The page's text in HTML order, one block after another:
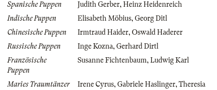
Spanische Puppen
Judith Gerber,Heinz Heidenreich
Indische Puppen
Elisabeth Möbius,Georg Ditl
Chinesische Puppen
Irmtraud Haider,Oswald Haderer
Russische Puppen
Inge Kozna,Gerhard Dirtl
Französische
Puppen
Susanne Fichtenbaum,Ludwig Karl
Maries Traumtänzer Irene Cyrus,Gabriele Haslinger,Theresia